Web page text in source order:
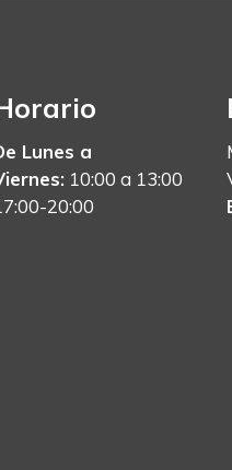
Lunes a
10:00 a 13:00
20:00